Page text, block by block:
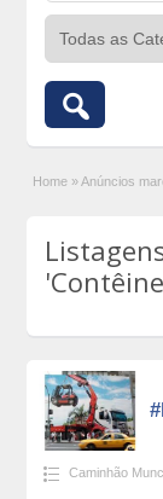
Home » Anúncios
Caminhão